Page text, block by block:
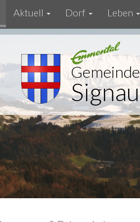
Aktuell Dorf Leben
Gemeinde
Signau